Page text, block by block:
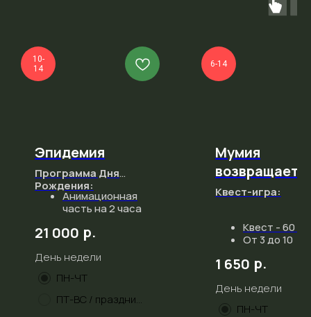
10-
14
Эпидемия
Программа Дня
Рождения:
Анимационная
часть на 2 часа
Ланис
трех
тематических
комнат
(мастерских):
скорая помощь,
21 000 р.
День недели
ПН-ЧТ
ПТ-ВС / праздники
6-14
Мумия
Квест-игра:
Квест - 60
От 3 до 10
Уровень
Уровень
страха: 0/5.
1 650 р.
День недели
ПН-ЧТ